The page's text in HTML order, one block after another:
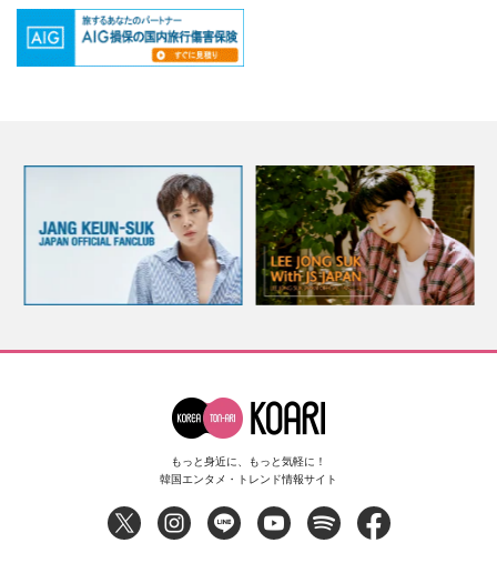
もっと身近に、もっと気軽に！
韓国エンタメ・トレンド情報サイト